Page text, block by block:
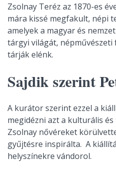
Zsolnay Teréz az 1870-es
mára kissé megfakult, népi
amelyek a magyar és
tárgyi világát,
tárják elénk.
Sajdik szerint
A kurátor szerint ezzel a
megidézni azt a kulturális
Zsolnay nővéreket
gyűjtésre inspirálta. A
helyszínekre vándorol.